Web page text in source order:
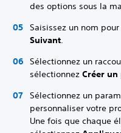
des options sous la
Saisissez un nom
Suivant.
Sélectionnez un
sélectionnez Créer
Sélectionnez un
personnaliser votre
Une fois que chaque